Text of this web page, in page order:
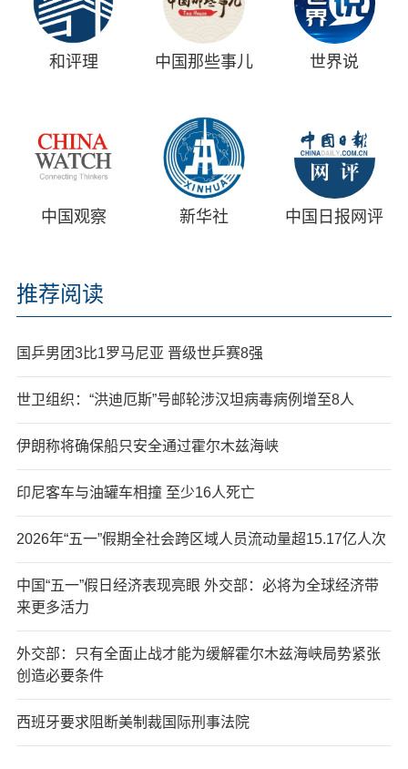
和评理 中国那些事儿 世界说
中国观察 新华社 中国日报网评
推荐阅读
国乒男团3比1罗马尼亚 晋级世乒赛8强
世卫组织：“洪迪厄斯”号邮轮涉汉坦病毒病例增至8人
伊朗称将确保船只安全通过霍尔木兹海峡
印尼客车与油罐车相撞 至少16人死亡
2026年“五一”假期全社会跨区域人员流动量超15.17亿人次
中国“五一”假日经济表现亮眼 外交部：必将为全球经济带
来更多活力
外交部：只有全面止战才能为缓解霍尔木兹海峡局势紧张
创造必要条件
西班牙要求阻断美制裁国际刑事法院